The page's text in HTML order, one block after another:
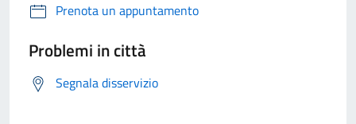
Prenota un appuntamento
Problemi in città
Segnala disservizio